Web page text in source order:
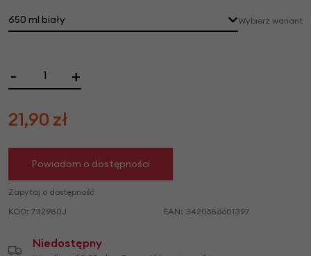
650 ml biały Wybierz wariant
- +
21,90 zł
Powiadom o dostępności
Zapytaj o dostępność
KOD: 732980J EAN: 3420586601397
Niedostępny